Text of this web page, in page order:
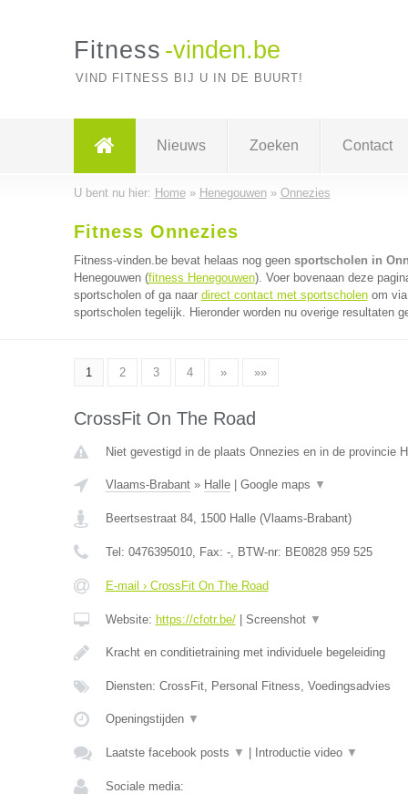
Fitness -vinden.be
VIND FITNESS BIJ U IN DE BUURT!
Nieuws Zoeken Contact
U bent nu hier: Home» Henegouwen» Onnezies
Fitness Onnezies
Fitness-vinden.be bevat helaas nog geen sportscholen in
Henegouwen (fitness Henegouwen). Voer bovenaan deze
sportscholen of ga naar direct contact met sportscholenom via
sportscholen tegelijk. Hieronder worden nu overige resultaten
1 2 3 4 » »»
CrossFit On The Road
Niet gevestigd in de plaats Onnezies en in de provincie
Vlaams-Brabant» Halle| Google maps ▼
Beertsestraat 84, 1500 Halle(Vlaams-Brabant)
Tel: 0476395010, Fax: -, BTW-nr: BE0828 959 525
E-mail › CrossFit On The Road
Website: https://cfotr.be/| Screenshot ▼
Kracht en conditietraining met individuele begeleiding
Diensten: CrossFit, Personal Fitness, Voedingsadvies
Openingstijden ▼
Laatste facebook posts ▼ Introductie video ▼
Sociale media: